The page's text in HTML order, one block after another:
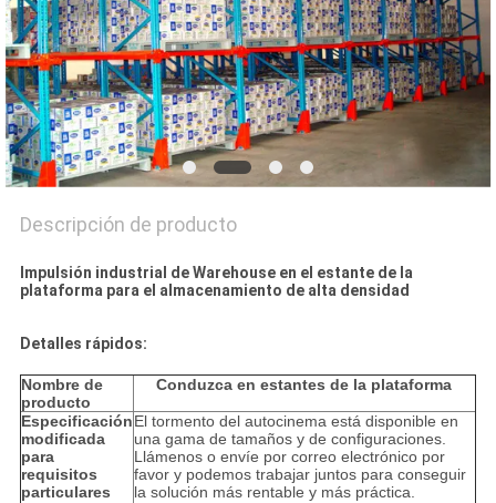
Descripción de producto
Impulsión industrial de Warehouse en el estante de la
plataforma para el almacenamiento de alta densidad
Detalles rápidos:
Nombre de
producto
Conduzca en estantes de la plataforma
Especificación
modificada
para
requisitos
particulares
El tormento del autocinema está disponible en
una gama de tamaños y de configuraciones.
Llámenos o envíe por correo electrónico por
favor y podemos trabajar juntos para conseguir
la solución más rentable y más práctica.